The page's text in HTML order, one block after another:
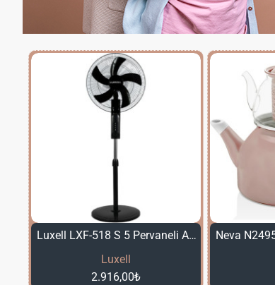
Luxell
Luxell LXF-518 S 5 Pervaneli Ayaklı Vantilatör
2.916,00₺